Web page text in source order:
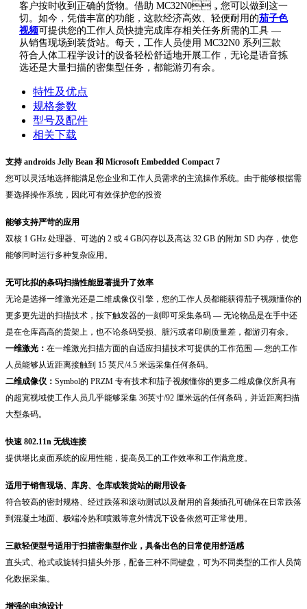
客户按时收到正确的货物。借助 MC32N0，您可以做到这一
切。如今，凭借丰富的功能，这款经济高效、轻便耐用的茄子色
视频可提供您的工作人员快捷完成库存相关任务所需的工具 —
从销售现场到装货站。每天，工作人员使用 MC32N0 系列三款
符合人体工程学设计的设备轻松舒适地开展工作，无论是语音拣
选还是大量扫描的密集型任务，都能游刃有余。
特性及优点
规格参数
型号及配件
相关下载
支持 androids Jelly Bean 和 Microsoft Embedded Compact 7
您可以灵活地选择能满足您企业和工作人员需求的主流操作系统。由于能够根据需
要选择操作系统，因此可有效保护您的投资
能够支持严苛的应用
双核 1 GHz 处理器、可选的 2 或 4 GB闪存以及高达 32 GB 的附加 SD 内存，使您
能够同时运行多种复杂应用。
无可比拟的条码扫描性能显著提升了效率
无论是选择一维激光还是二维成像仪引擎，您的工作人员都能获得茄子视频懂你的
更多更先进的扫描技术，按下触发器的一刻即可采集条码 — 无论物品是在手中还
是在仓库高高的货架上，也不论条码受损、脏污或者印刷质量差，都游刃有余。
一维激光： 在一维激光扫描方面的自适应扫描技术可提供的工作范围 — 您的工作
人员能够从近距离接触到 15 英尺/4.5 米远采集任何条码。
二维成像仪： Symbol的 PRZM 专有技术和茄子视频懂你的更多二维成像仪所具有
的超宽视域使工作人员几乎能够采集 36英寸/92 厘米远的任何条码，并近距离扫描
大型条码。
快速 802.11n 无线连接
提供堪比桌面系统的应用性能，提高员工的工作效率和工作满意度。
适用于销售现场、库房、仓库或装货站的耐用设备
符合较高的密封规格、经过跌落和滚动测试以及耐用的音频插孔可确保在日常跌落
到混凝土地面、极端冷热和喷溅等意外情况下设备依然可正常使用。
三款轻便型号适用于扫描密集型作业，具备出色的日常使用舒适感
直头式、枪式或旋转扫描头外形，配备三种不同键盘，可为不同类型的工作人员简
化数据采集。
增强的电池设计